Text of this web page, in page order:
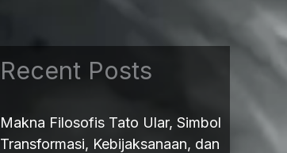
Recent Posts
Makna Filosofis Tato Ular, Simbol
Transformasi, Kebijaksanaan, dan